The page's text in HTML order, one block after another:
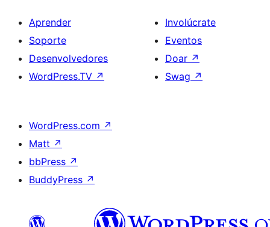
Aprender
Soporte
Desenvolvedores
WordPress.TV ↗
Involúcrate
Eventos
Doar ↗
Swag ↗
WordPress.com ↗
Matt ↗
bbPress ↗
BuddyPress ↗